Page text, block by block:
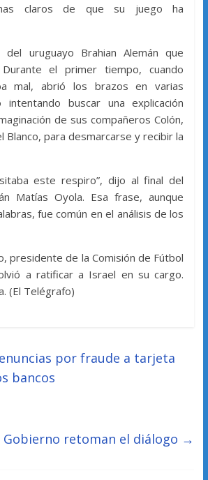
claros de que su juego ha
uruguayo Brahian Alemán que
el primer tiempo, cuando
mal, abrió los brazos en varias
intentando buscar una explicación
de sus compañeros Colón,
Blanco, para desmarcarse y recibir la
este respiro”, dijo al final del
Matías Oyola. Esa frase, aunque
fue común en el análisis de los
presidente de la Comisión de Fútbol
a ratificar a Israel en su cargo.
(El Telégrafo)
por fraude a tarjeta
bancos
Gobierno retoman el diálogo →